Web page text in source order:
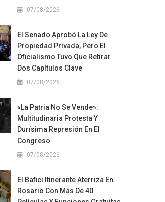
07/08/2026
El Senado Aprobó La Ley De
Propiedad Privada, Pero El
Oficialismo Tuvo Que Retirar
Dos Capítulos Clave
07/08/2026
«La Patria No Se Vende»:
Multitudinaria Protesta Y
Durísima Represión En El
Congreso
07/08/2026
El Bafici Itinerante Aterriza En
Rosario Con Más De 40